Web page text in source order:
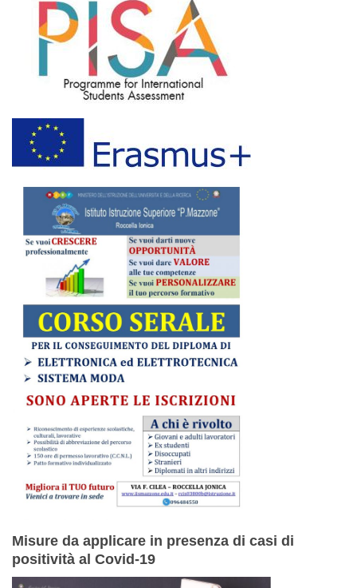
Misure da applicare in presenza di casi di
positività al Covid-19